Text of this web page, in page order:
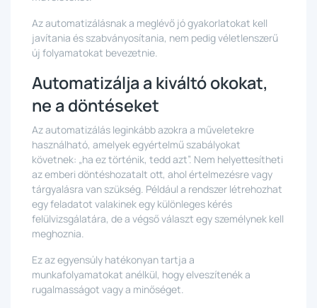
Az automatizálásnak a meglévő jó gyakorlatokat kell
javítania és szabványosítania, nem pedig véletlenszerű
új folyamatokat bevezetnie.
Automatizálja a kiváltó okokat,
ne a döntéseket
Az automatizálás leginkább azokra a műveletekre
használható, amelyek egyértelmű szabályokat
követnek: „ha ez történik, tedd azt”. Nem helyettesítheti
az emberi döntéshozatalt ott, ahol értelmezésre vagy
tárgyalásra van szükség. Például a rendszer létrehozhat
egy feladatot valakinek egy különleges kérés
felülvizsgálatára, de a végső választ egy személynek kell
meghoznia.
Ez az egyensúly hatékonyan tartja a
munkafolyamatokat anélkül, hogy elveszítenék a
rugalmasságot vagy a minőséget.